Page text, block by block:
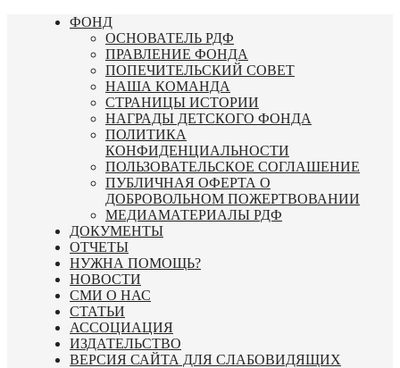
Перейти
ФОНД
ОСНОВАТЕЛЬ РДФ
ПРАВЛЕНИЕ ФОНДА
ПОПЕЧИТЕЛЬСКИЙ СОВЕТ
НАША КОМАНДА
СТРАНИЦЫ ИСТОРИИ
НАГРАДЫ ДЕТСКОГО ФОНДА
ПОЛИТИКА
КОНФИДЕНЦИАЛЬНОСТИ
ПОЛЬЗОВАТЕЛЬСКОЕ СОГЛАШЕНИЕ
ПУБЛИЧНАЯ ОФЕРТА О
ДОБРОВОЛЬНОМ ПОЖЕРТВОВАНИИ
МЕДИАМАТЕРИАЛЫ РДФ
ДОКУМЕНТЫ
ОТЧЕТЫ
НУЖНА ПОМОЩЬ?
НОВОСТИ
СМИ О НАС
СТАТЬИ
АССОЦИАЦИЯ
ИЗДАТЕЛЬСТВО
ВЕРСИЯ САЙТА ДЛЯ СЛАБОВИДЯЩИХ